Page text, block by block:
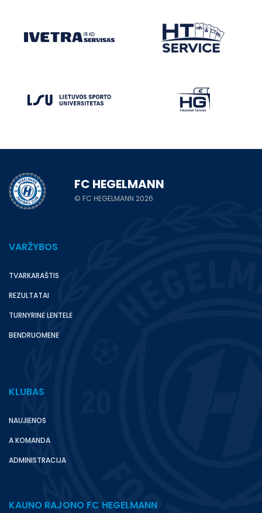
FC HEGELMANN
© FC HEGELMANN 2026
VARŽYBOS
TVARKARAŠTIS
REZULTATAI
TURNYRINĖ LENTELĖ
BENDRUOMENĖ
KLUBAS
NAUJIENOS
A KOMANDA
ADMINISTRACIJA
KAUNO RAJONO FC HEGELMANN